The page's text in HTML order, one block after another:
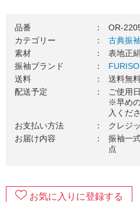
３．振袖一式をお届け（送料無料
ご使用日の１カ月前を目安に、
す。お届け日のご希望がござい
ださい。
４．ご成人式当日（ご使用日）
振袖を着て、最高の記念日を楽
け・ヘアセットの手配はお忘れ
す。
品番 ：
OR-
カテゴリー
： 古典振袖
素材
：
表地正
振袖ブランド
：
送料
：
送料無
配送予定
：
ご使用
※早め
入くだ
お支払い方法
：
クレジ
お届け内容
：
振袖一
点
お気に入りに登録する